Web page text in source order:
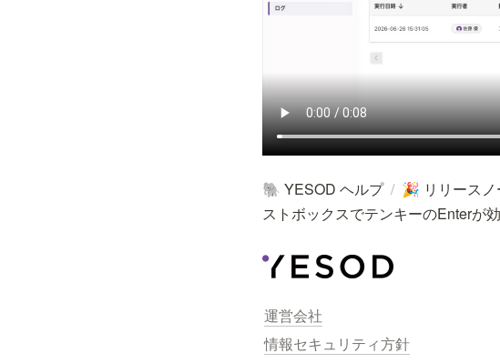
🐘 YESOD ヘルプ / 🎉 リリースノ
ストボックスでテンキーのEnterが
運営会社
情報セキュリティ方針